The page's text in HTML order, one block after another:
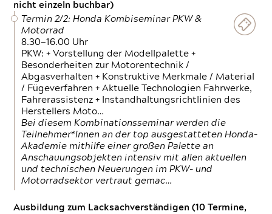
nicht einzeln buchbar)
Termin 2/2: Honda Kombiseminar PKW &
Motorrad
8.30—16.00 Uhr
PKW: + Vorstellung der Modellpalette +
Besonderheiten zur Motorentechnik /
Abgasverhalten + Konstruktive Merkmale / Material
/ Fügeverfahren + Aktuelle Technologien Fahrwerke,
Fahrerassistenz + Instandhaltungsrichtlinien des
Herstellers Moto…
Bei diesem Kombinationsseminar werden die
Teilnehmer*Innen an der top ausgestatteten Honda-
Akademie mithilfe einer großen Palette an
Anschauungsobjekten intensiv mit allen aktuellen
und technischen Neuerungen im PKW- und
Motorradsektor vertraut gemac…
Ausbildung zum Lacksachverständigen (10 Termine,